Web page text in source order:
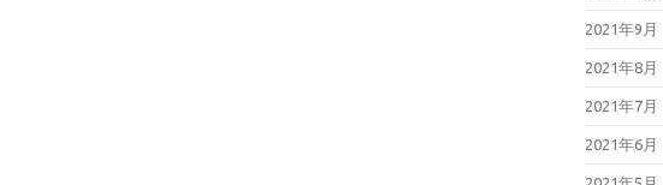
2021年9月
2021年8月
2021年7月
2021年6月